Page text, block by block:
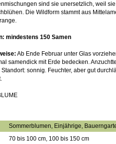
sind sie unersetzlich, weil
Die Wildform stammt aus
mindestens 150 Samen
Ab Ende Februar unter Glas
samendick mit Erde bedecken.
sonnig. Feuchter, aber gut
Sommerblumen, Einjährige,
70 bis 100 cm, 100 bis 150 cm